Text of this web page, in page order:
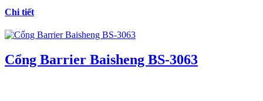
Chi tiết
Cổng Barrier Baisheng BS-3063